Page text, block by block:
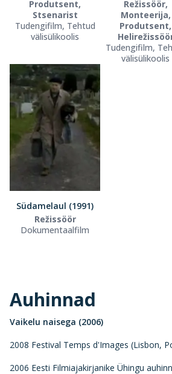
Produtsent,
Stsenarist
Tudengifilm, Tehtud
välisülikoolis
Režissöör,
Monteerija,
Produtsent,
Tudengifilm,
välisülikoolis
Südamelaul (1991)
Režissöör
Dokumentaalfilm
Auhinnad
Vaikelu naisega (2006)
2008 Festival Temps d'Images (Lisbon,
2006 Eesti Filmiajakirjanike Ühingu